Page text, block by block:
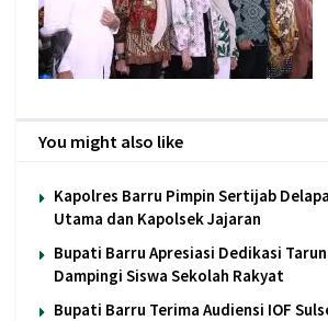
You might also like
Kapolres Barru Pimpin Sertijab
Utama dan Kapolsek Jajaran
Bupati Barru Apresiasi Dedikasi
Dampingi Siswa Sekolah Rakyat
Bupati Barru Terima Audiensi IOF